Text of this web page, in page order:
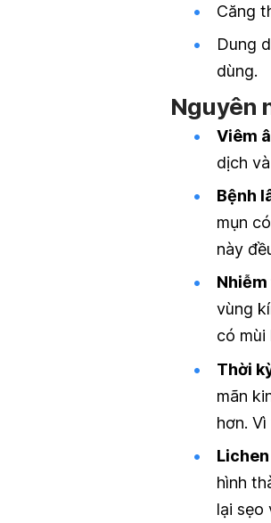
Căng
Dung
dùng.
Nguyên
Viêm
dịch
Bệnh
mụn
này
vùng
có mùi
Thời
mãn
hơn.
hình
lại sẹo